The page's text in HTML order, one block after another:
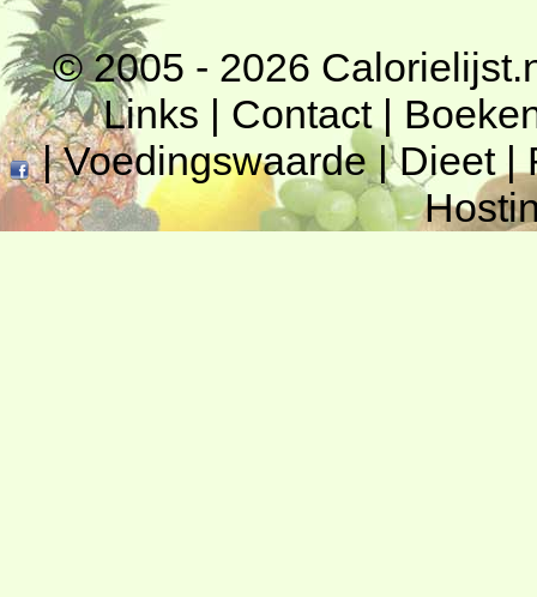
© 2005 - 2026
Links | Contact|
|Voedingswaarde|Dieet|